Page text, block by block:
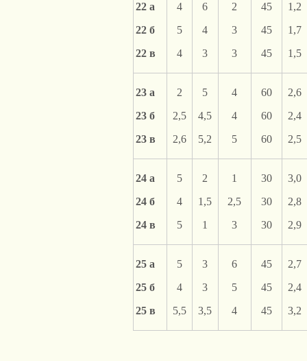
22 а
22 б
22 в
4
5
4
6
4
3
2
3
3
45
45
45
1,2
1,7
1,5
23 а
23 б
23 в
2
2,5
2,6
5
4,5
5,2
4
4
5
60
60
60
2,6
2,4
2,5
24 а
24 б
24 в
5
4
5
2
1,5
1
1
2,5
3
30
30
30
3,0
2,8
2,9
25 а
25 б
25 в
5
4
5,5
3
3
3,5
6
5
4
45
45
45
2,7
2,4
3,2